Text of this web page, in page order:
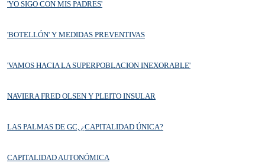
'YO SIGO CON MIS PADRES'
'BOTELLÓN' Y MEDIDAS PREVENTIVAS
'VAMOS HACIA LA SUPERPOBLACION INEXORABLE'
NAVIERA FRED OLSEN Y PLEITO INSULAR
LAS PALMAS DE GC, ¿CAPITALIDAD ÚNICA?
CAPITALIDAD AUTONÓMICA